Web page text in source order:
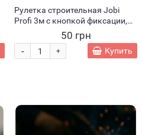
Рулетка строительная Jobi
Profi 3м с кнопкой фиксации,
Красный (YAB)50 грн
+
- Купить